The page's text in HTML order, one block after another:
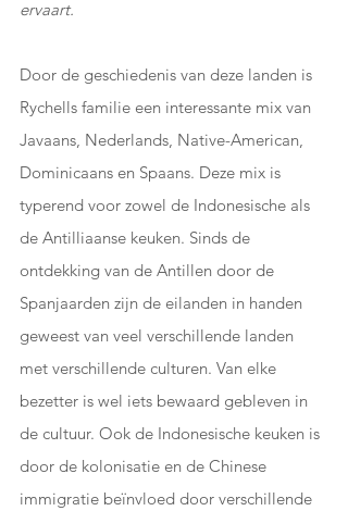
ervaart.
Door de geschiedenis van deze landen is
Rychells familie een interessante mix van
Javaans, Nederlands, Native-American,
Dominicaans en Spaans. Deze mix is
typerend voor zowel de Indonesische als
de Antilliaanse keuken. Sinds de
ontdekking van de Antillen door de
Spanjaarden zijn de eilanden in handen
geweest van veel verschillende landen
met verschillende culturen. Van elke
bezetter is wel iets bewaard gebleven in
de cultuur. Ook de Indonesische keuken is
door de kolonisatie en de Chinese
immigratie beïnvloed door verschillende